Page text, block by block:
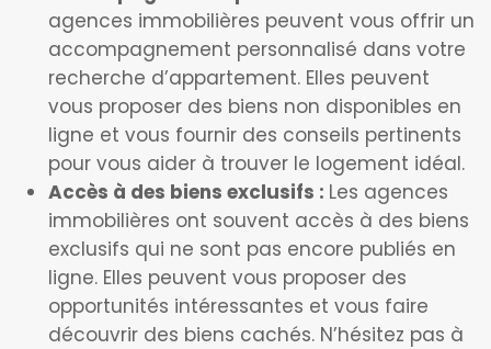
agences immobilières peuvent vous offrir un
accompagnement personnalisé dans votre
recherche d’appartement. Elles peuvent
vous proposer des biens non disponibles en
ligne et vous fournir des conseils pertinents
pour vous aider à trouver le logement idéal.
Accès à des biens exclusifs : Les agences
immobilières ont souvent accès à des biens
exclusifs qui ne sont pas encore publiés en
ligne. Elles peuvent vous proposer des
opportunités intéressantes et vous faire
découvrir des biens cachés. N’hésitez pas à